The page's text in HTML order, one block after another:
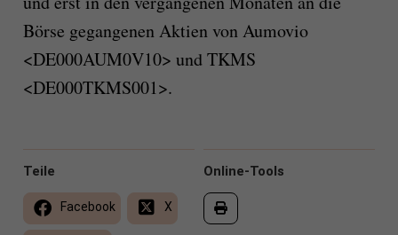
Börse gegangenen Aktien von Aumovio
<DE000AUM0V10> und TKMS
<DE000TKMS001>.
Online-Tools
Teile
Facebook X